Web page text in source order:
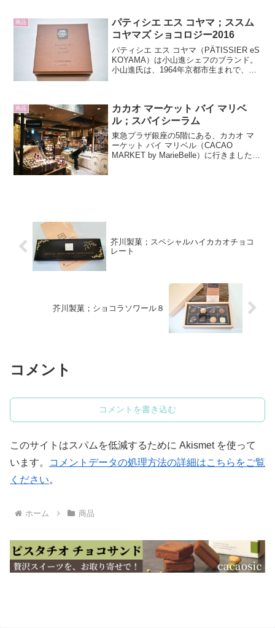
ュマロは全て手絞りで丁...
商品
パティシエ エス コヤマ；ススム
コヤマズ ショコロジー2016
パティシエ エス コヤマ（PÂTISSIER eS
KOYAMA）は小山進シェフのブランド。
小山進氏は、1964年京都市生まれで、
商品
カカオ マーケット バイ マリベ
ル；スパイシーラム
東急プラザ銀座の5階にある、カカオ マ
ーケット バイ マリベル（CACAO
MARKET by MarieBelle）に行きました。
芥川製菓；スペシャルハイカカオチョコ
レート
芥川製菓；ショコラソワール８
コメント
コメントを書き込む
このサイトはスパムを低減するために Akismet を使って
います。
コメントデータの処理方法の詳細はこちらをご覧
ください。
ホーム 商品